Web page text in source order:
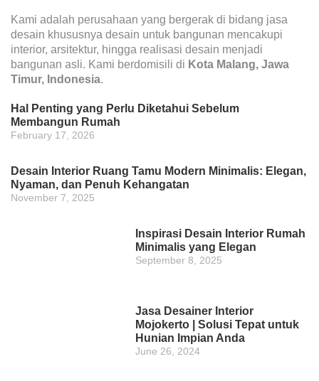
Kami adalah perusahaan yang bergerak di bidang jasa
desain khususnya desain untuk bangunan mencakupi
interior, arsitektur, hingga realisasi desain menjadi
bangunan asli. Kami berdomisili di Kota Malang, Jawa
Timur, Indonesia.
Hal Penting yang Perlu Diketahui Sebelum
Membangun Rumah
February 17, 2026
Desain Interior Ruang Tamu Modern Minimalis: Elegan,
Nyaman, dan Penuh Kehangatan
November 7, 2025
Inspirasi Desain Interior Rumah
Minimalis yang Elegan
September 8, 2025
Jasa Desainer Interior
Mojokerto | Solusi Tepat untuk
Hunian Impian Anda
June 26, 2024